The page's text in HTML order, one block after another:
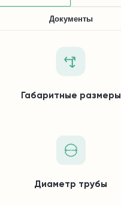
Документы
Габаритные размеры
Диаметр трубы